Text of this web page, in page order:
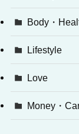
Body・
Lifestyle
Love
Money・